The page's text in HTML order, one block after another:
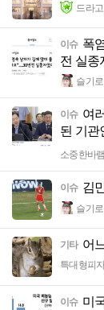
드라
이슈 폭
전 실종
슬기
이슈 여
된 기관
소중한바램
이슈 김
슬기
기타 어
특대형피
이슈 미